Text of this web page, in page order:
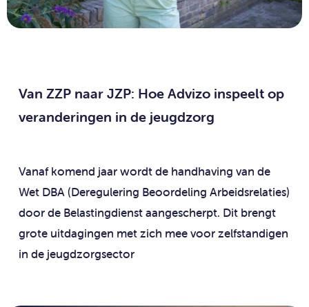
Van ZZP naar JZP: Hoe Advizo inspeelt op
veranderingen in de jeugdzorg
Vanaf komend jaar wordt de handhaving van de
Wet DBA (Deregulering Beoordeling Arbeidsrelaties)
door de Belastingdienst aangescherpt. Dit brengt
grote uitdagingen met zich mee voor zelfstandigen
in de jeugdzorgsector